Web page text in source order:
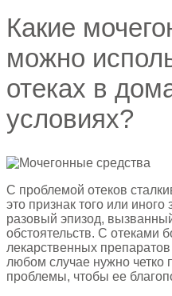
Какие
можно
отеках в
условиях?
С проблемой отеков
это признак того или
разовый эпизод,
обстоятельств. С отеками
лекарственных
любом случае нужно четко
проблемы, чтобы ее